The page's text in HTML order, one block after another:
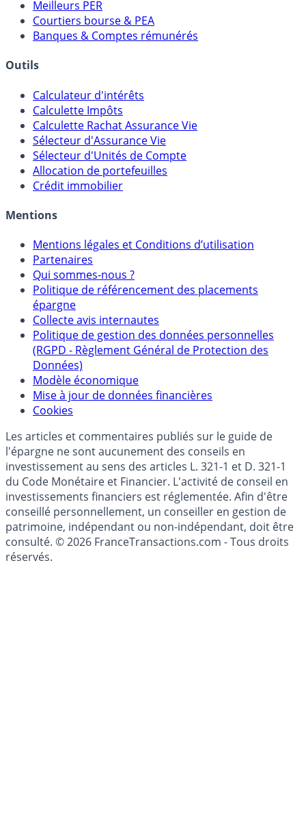
Meilleurs PER
Courtiers bourse & PEA
Banques & Comptes rémunérés
Outils
Calculateur d'intérêts
Calculette Impôts
Calculette Rachat Assurance Vie
Sélecteur d'Assurance Vie
Sélecteur d'Unités de Compte
Allocation de portefeuilles
Crédit immobilier
Mentions
Mentions légales et Conditions d’utilisation
Partenaires
Qui sommes-nous ?
Politique de référencement des placements
épargne
Collecte avis internautes
Politique de gestion des données personnelles
(RGPD - Règlement Général de Protection des
Données)
Modèle économique
Mise à jour de données financières
Cookies
Les articles et commentaires publiés sur le guide de
l'épargne ne sont aucunement des conseils en
investissement au sens des articles L. 321-1 et D. 321-1
du Code Monétaire et Financier. L'activité de conseil en
investissements financiers est réglementée. Afin d'être
conseillé personnellement, un conseiller en gestion de
patrimoine, indépendant ou non-indépendant, doit être
consulté. © 2026 FranceTransactions.com - Tous droits
réservés.